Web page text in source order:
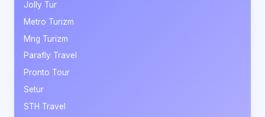
Jolly Tur
Metro Turizm
Mng Turizm
Parafly Travel
Pronto Tour
Setur
STH Travel